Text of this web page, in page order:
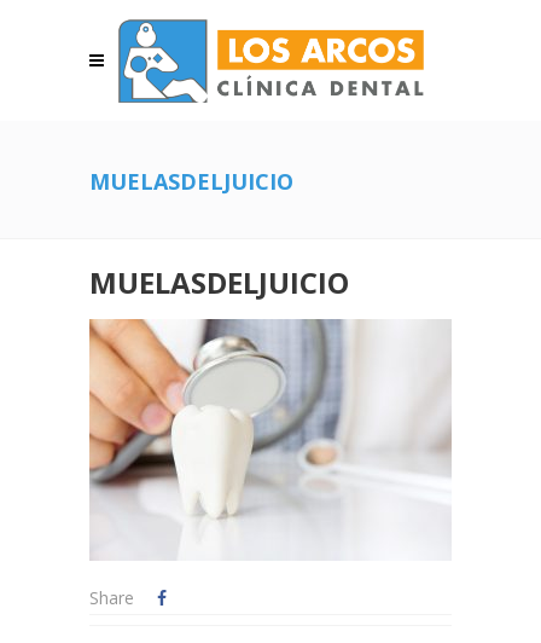
MUELASDELJUICIO
MUELASDELJUICIO
Share